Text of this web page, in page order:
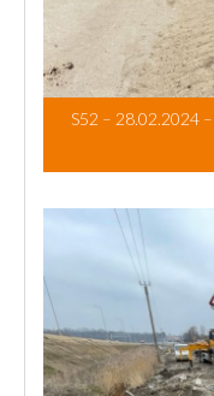
S52 – 28.02.2024